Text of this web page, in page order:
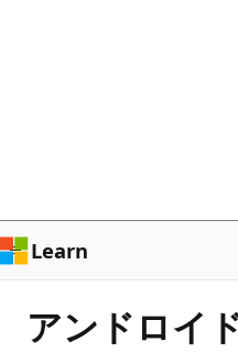
ン
ツ
に
ス
キ
Learn
アンドロイ